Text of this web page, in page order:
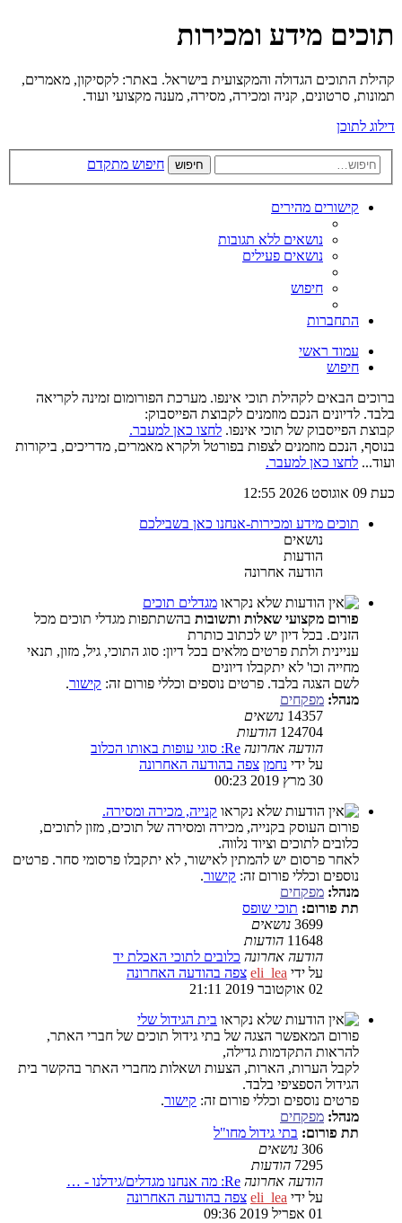
תוכים מידע ומכירות
קהילת התוכים הגדולה והמקצועית בישראל. באתר: לקסיקון, מאמרים,
תמונות, סרטונים, קניה ומכירה, מסירה, מענה מקצועי ועוד.
דילוג לתוכן
חיפוש חיפוש מתקדם
קישורים מהירים
נושאים ללא תגובות
נושאים פעילים
חיפוש
התחברות
עמוד ראשי
חיפוש
ברוכים הבאים לקהילת תוכי אינפו. מערכת הפורומום זמינה לקריאה
בלבד. לדיונים הנכם מוזמנים לקבוצת הפייסבוק:
קבוצת הפייסבוק של תוכי אינפו. לחצו כאן למעבר.
בנוסף, הנכם מוזמנים לצפות בפורטל ולקרא מאמרים, מדריכים, ביקורות
ועוד... לחצו כאן למעבר.
כעת 09 אוגוסט 2026 12:55
תוכים מידע ומכירות-אנחנו כאן בשבילכם
נושאים
הודעות
הודעה אחרונה
מגדלים תוכים
פורום מקצועי שאלות ותשובות בהשתתפות מגדלי תוכים מכל
הזנים. בכל דיון יש לכתוב כותרת
עניינית ולתת פרטים מלאים בכל דיון: סוג התוכי, גיל, מזון, תנאי
מחייה וכו' לא יתקבלו דיונים
לשם הצגה בלבד. פרטים נוספים וכללי פורום זה: קישור.
מנהל: מפקחים
14357 נושאים
124704 הודעות
הודעה אחרונה Re: סוגי עופות באותו הכלוב
על ידי נחמן צפה בהודעה האחרונה
30 מרץ 2019 00:23
קנייה, מכירה ומסירה.
פורום העוסק בקנייה, מכירה ומסירה של תוכים, מזון לתוכים,
כלובים לתוכים וציוד נלווה.
לאחר פרסום יש להמתין לאישור, לא יתקבלו פרסומי סחר. פרטים
נוספים וכללי פורום זה: קישור.
מנהל: מפקחים
תת פורום: תוכי שופס
3699 נושאים
11648 הודעות
הודעה אחרונה כלובים לתוכי האכלת יד
על ידי eli_lea צפה בהודעה האחרונה
02 אוקטובר 2019 21:11
בית הגידול שלי
פורום המאפשר הצגה של בתי גידול תוכים של חברי האתר,
להראות התקדמות גדילה,
לקבל הערות, הארות, הצעות ושאלות מחברי האתר בהקשר בית
הגידול הספציפי בלבד.
פרטים נוספים וכללי פורום זה: קישור.
מנהל: מפקחים
תת פורום: בתי גידול מחו"ל
306 נושאים
7295 הודעות
הודעה אחרונה Re: מה אנחנו מגדלים/גידלנו - …
על ידי eli_lea צפה בהודעה האחרונה
01 אפריל 2019 09:36